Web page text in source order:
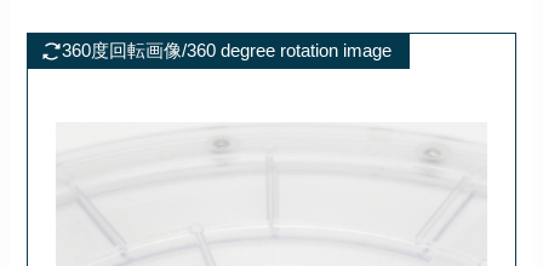
360度回転画像/360 degree rotation image